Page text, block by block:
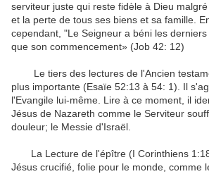
serviteur juste qui reste fidèle à Dieu malgré
et la perte de tous ses biens et sa famille
cependant, "Le Seigneur a béni les
que son commencement» (Job 42: 12)
Le tiers des lectures de l'Ancien
plus importante (Esaïe 52:13 à 54: 1) Il
l'Evangile lui-même. Lire à ce moment , il
Jésus de Nazareth comme le Serviteur
douleur; le Messie d'Israël
La Lecture de l'épître (I Corinthiens
Jésus crucifié, folie pour le monde comme